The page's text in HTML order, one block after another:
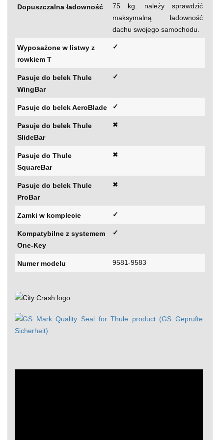
Dopuszczalna ładowność
75 kg. należy sprawdzić
maksymalną ładowność
dachu swojego samochodu.
Wyposażone w listwy z
rowkiem T
✓
Pasuje do belek Thule
WingBar
✓
Pasuje do belek AeroBlade ✓
Pasuje do belek Thule
SlideBar
✖
Pasuje do Thule
SquareBar
✖
Pasuje do belek Thule
ProBar
✖
Zamki w komplecie ✓
Kompatybilne z systemem
One-Key
✓
Numer modelu 9581-9583